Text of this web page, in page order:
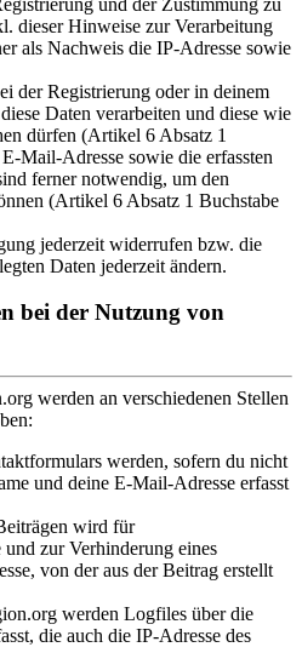
dieser Hinweise zur Verarbeitung
als Nachweis die IP-Adresse sowie
der Registrierung oder in deinem
Daten verarbeiten und diese wie
dürfen (Artikel 6 Absatz 1
Mail-Adresse sowie die erfassten
ferner notwendig, um den
(Artikel 6 Absatz 1 Buchstabe
jederzeit widerrufen bzw. die
Daten jederzeit ändern.
bei der Nutzung von
werden an verschiedenen Stellen
werden, sofern du nicht
und deine E-Mail-Adresse erfasst
wird für
zur Verhinderung eines
von der aus der Beitrag erstellt
werden Logfiles über die
die auch die IP-Adresse des